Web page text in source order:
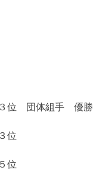
位 団体組手 優勝
位
位